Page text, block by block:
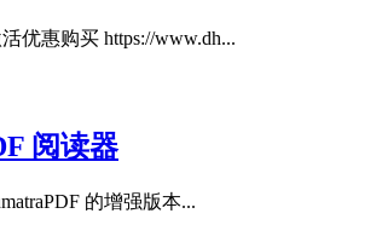
优惠购买 https://www.dh...
阅读器
的增强版本...